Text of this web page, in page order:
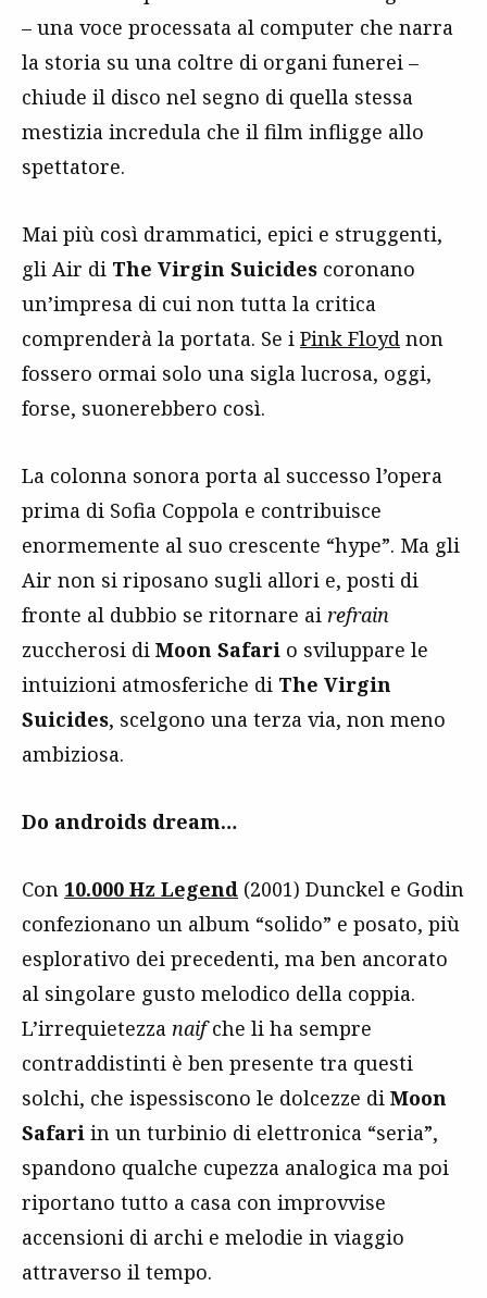
– una voce processata al computer che narra
la storia su una coltre di organi funerei –
chiude il disco nel segno di quella stessa
mestizia incredula che il film infligge allo
spettatore.
Mai più così drammatici, epici e struggenti,
gli Air di The Virgin Suicides coronano
un’impresa di cui non tutta la critica
comprenderà la portata. Se i Pink Floyd non
fossero ormai solo una sigla lucrosa, oggi,
forse, suonerebbero così.
La colonna sonora porta al successo l’opera
prima di Sofia Coppola e contribuisce
enormemente al suo crescente “hype”. Ma gli
Air non si riposano sugli allori e, posti di
fronte al dubbio se ritornare ai refrain
zuccherosi di Moon Safari o sviluppare le
intuizioni atmosferiche di The Virgin
Suicides, scelgono una terza via, non meno
ambiziosa.
Do androids dream…
Con 10.000 Hz Legend (2001) Dunckel e Godin
confezionano un album “solido” e posato, più
esplorativo dei precedenti, ma ben ancorato
al singolare gusto melodico della coppia.
L’irrequietezza naifche li ha sempre
contraddistinti è ben presente tra questi
solchi, che ispessiscono le dolcezze di Moon
Safari in un turbinio di elettronica “seria”,
spandono qualche cupezza analogica ma poi
riportano tutto a casa con improvvise
accensioni di archi e melodie in viaggio
attraverso il tempo.